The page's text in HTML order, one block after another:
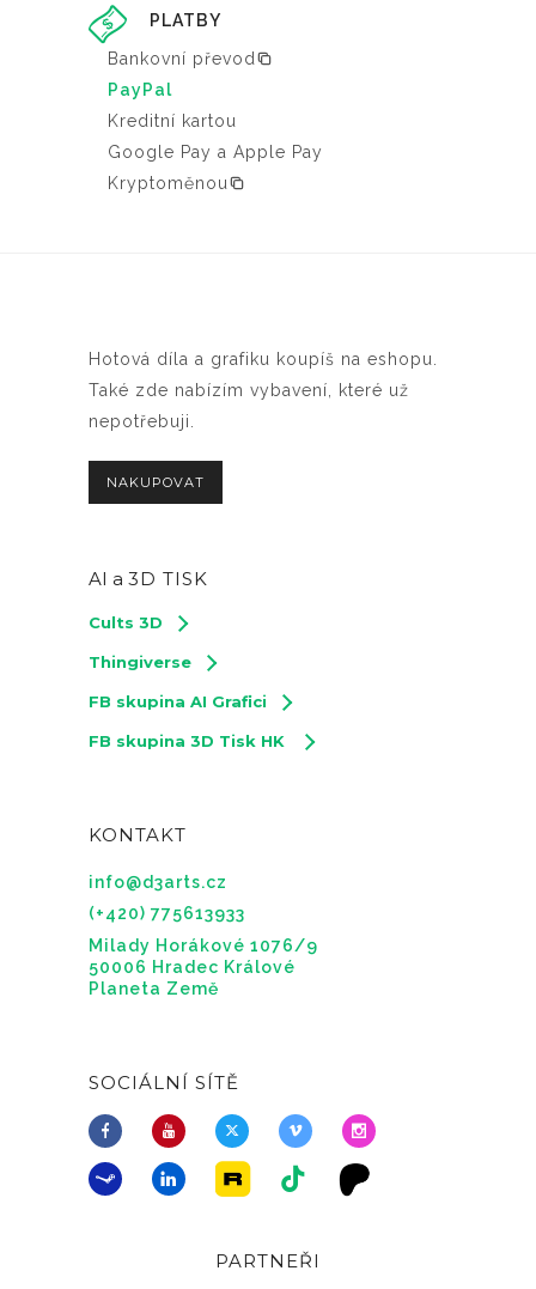
PLATBY
Bankovní převod
PayPal
Kreditní kartou
Google Pay a Apple Pay
Kryptoměnou
Hotová díla a grafiku koupíš na eshopu.
Také zde nabízím vybavení, které už
nepotřebuji.
NAKUPOVAT
AI a 3D TISK
Cults 3D
Thingiverse
FB skupina AI Grafici
FB skupina 3D Tisk HK
KONTAKT
info@d3arts.cz
(+420) 775613933
Milady Horákové 1076/9
50006 Hradec Králové
Planeta Země
SOCIÁLNÍ SÍTĚ
PARTNEŘI